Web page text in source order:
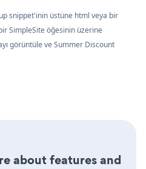
snippet'inin üstüne html veya bir
SimpleSite öğesinin üzerine
görüntüle ve Summer Discount
about features and